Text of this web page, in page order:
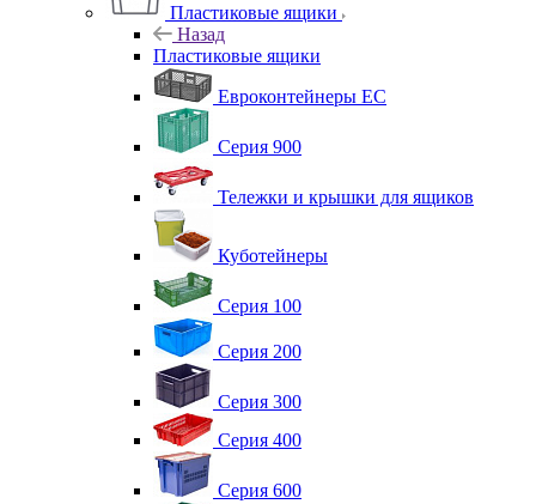
Пластиковые ящики
Назад
Пластиковые ящики
Евроконтейнеры ЕС
Серия 900
Тележки и крышки для ящиков
Куботейнеры
Серия 100
Серия 200
Серия 300
Серия 400
Серия 600